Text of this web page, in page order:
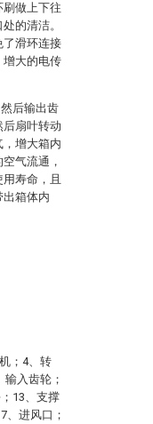
做上下往
的清洁。
了滑环连接
增大的电传
后输出齿
扇叶转动
增大箱内
气流通，
寿命，且
出箱体内
；4、转
入齿轮；
13、支撑
、进风口；